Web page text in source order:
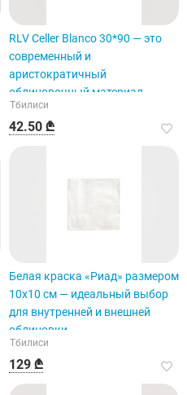
RLV Celler Blanco 30*90 — это
современный и
аристократичный
облицовочный материал.
Тбилиси
42.50 ₾
Белая краска «Риад» размером
10х10 см — идеальный выбор
для внутренней и внешней
облицовки.
Тбилиси
129 ₾